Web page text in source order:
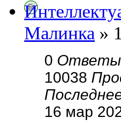
Малинка »
0 Ответы
10038
16 мар